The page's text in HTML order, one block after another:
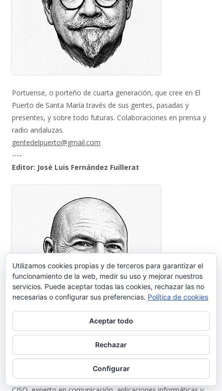
Portuense, o porteño de cuarta generación, que cree en El
Puerto de Santa María través de sus gentes, pasadas y
presentes, y sobre todo futuras. Colaboraciones en prensa y
radio andaluzas.
gentedelpuerto@gmail.com
----
Editor: José Luis Fernández Fuillerat
Portuense de adopción establecido hace mas de 35 años en
nuestra Ciudad. Impulsor de diferentes proyectos
empresariales relacionados con las nuevas tecnologías, es
Utilizamos cookies propias y de terceros para garantizar el
funcionamiento de la web, medir su uso y mejorar nuestros
servicios. Puede aceptar todas las cookies, rechazar las no
necesarias o configurar sus preferencias. Política de cookies
Aceptar todo
Rechazar
Configurar